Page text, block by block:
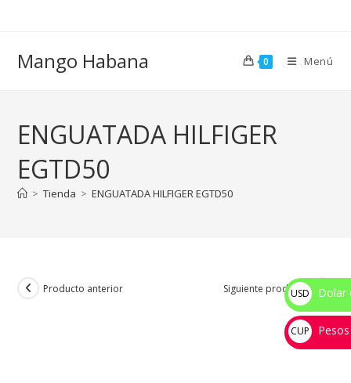
Mango Habana 0 Menú
ENGUATADA HILFIGER
EGTD50
> Tienda > ENGUATADA HILFIGER EGTD50
Producto anterior Siguiente producto
USD
$
Dolar
CUP
💰
Pesos